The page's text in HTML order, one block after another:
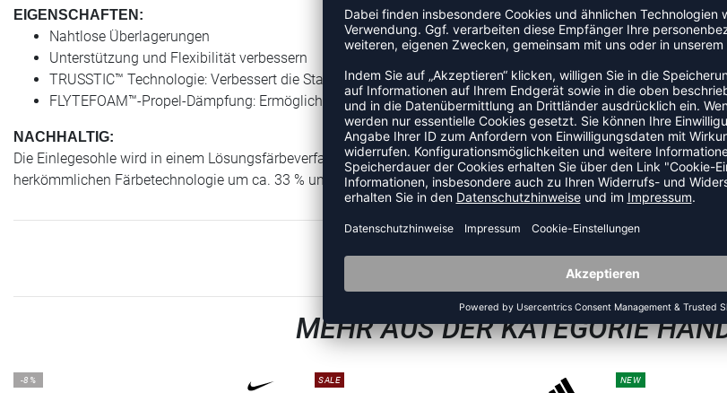
EIGENSCHAFTEN:
Nahtlose Überlagerungen
Unterstützung und Flexibilität verbessern
TRUSSTIC™ Technologie: Verbessert die Stabilität
FLYTEFOAM™-Propel-Dämpfung: Ermöglicht kraftvolle Sprünge und weichere Landungen
NACHHALTIG:
Die Einlegesohle wird in einem Lösungsfärbeverfahren hergestellt, das den Wasserverbrauch im Vergleich zur
herkömmlichen Färbetechnologie um ca. 33 % und den CO2-Ausstoß um ca. 45 % reduziert.
ZULETZT
MEHR AUS DER KATEGORIE
-8% SALE NEW